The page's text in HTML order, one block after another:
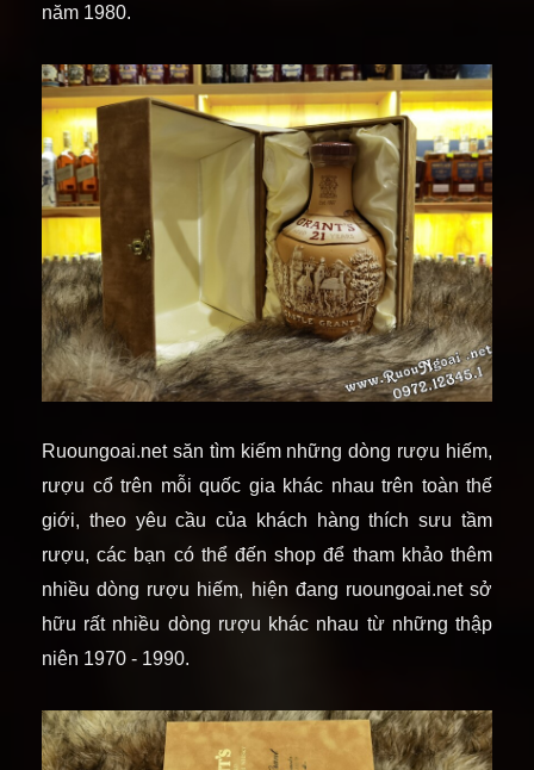
năm 1980.
Ruoungoai.net săn tìm kiếm những dòng rượu hiếm,
rượu cổ trên mỗi quốc gia khác nhau trên toàn thế
giới, theo yêu cầu của khách hàng thích sưu tầm
rượu, các bạn có thể đến shop để tham khảo thêm
nhiều dòng rượu hiếm, hiện đang ruoungoai.net sở
hữu rất nhiều dòng rượu khác nhau từ những thập
niên 1970 - 1990.